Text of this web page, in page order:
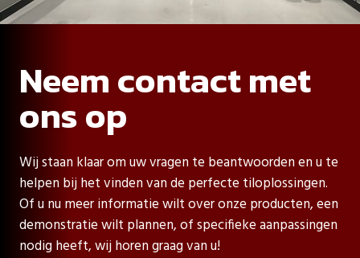
Neem contact met
ons op
Wij staan klaar om uw vragen te beantwoorden en u te
helpen bij het vinden van de perfecte tiloplossingen.
Of u nu meer informatie wilt over onze producten, een
demonstratie wilt plannen, of specifieke aanpassingen
nodig heeft, wij horen graag van u!